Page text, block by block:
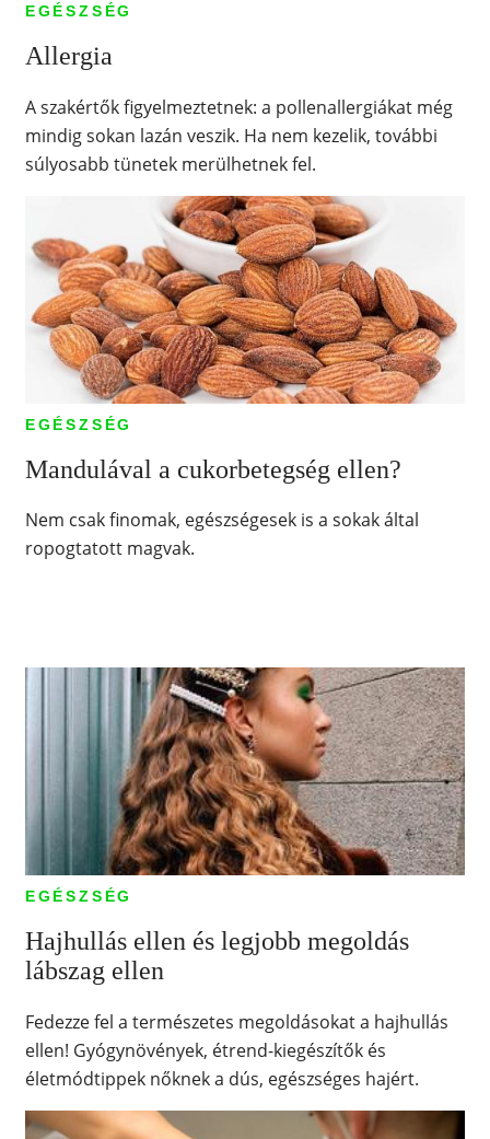
EGÉSZSÉG
Allergia
A szakértők figyelmeztetnek: a pollenallergiákat még
mindig sokan lazán veszik. Ha nem kezelik, további
súlyosabb tünetek merülhetnek fel.
EGÉSZSÉG
Mandulával a cukorbetegség ellen?
Nem csak finomak, egészségesek is a sokak által
ropogtatott magvak.
EGÉSZSÉG
Hajhullás ellen és legjobb megoldás
lábszag ellen
Fedezze fel a természetes megoldásokat a hajhullás
ellen! Gyógynövények, étrend-kiegészítők és
életmódtippek nőknek a dús, egészséges hajért.